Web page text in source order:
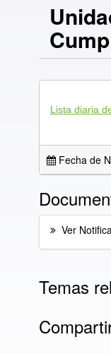
Lista diaria
Fecha de
Ver
Temas